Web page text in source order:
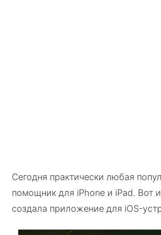
Сегодня практически любая
помощник для iPhone и iPad. Вот
создала приложение для iOS-